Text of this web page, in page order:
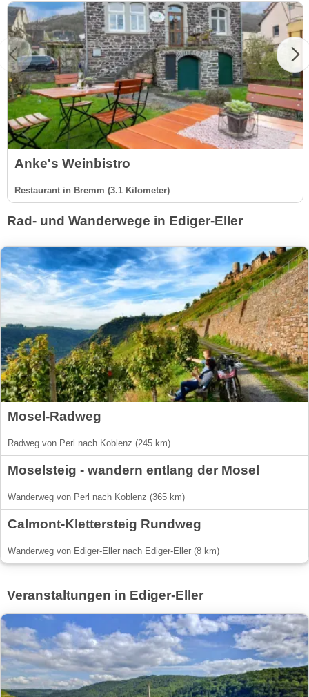
Anke's Weinbistro
Restaurant in Bremm (3.1 Kilometer)
Rad- und Wanderwege in Ediger-Eller
Mosel-Radweg
Radweg von Perl nach Koblenz (245 km)
Moselsteig - wandern entlang der Mosel
Wanderweg von Perl nach Koblenz (365 km)
Calmont-Klettersteig Rundweg
Wanderweg von Ediger-Eller nach Ediger-Eller (8 km)
Veranstaltungen in Ediger-Eller